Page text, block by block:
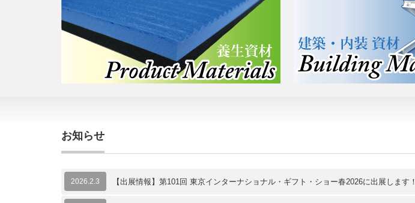
お知らせ
2026.2.3 【出展情報】第101回 東京インターナショナル・ギフト・ショー春2026に出展します！